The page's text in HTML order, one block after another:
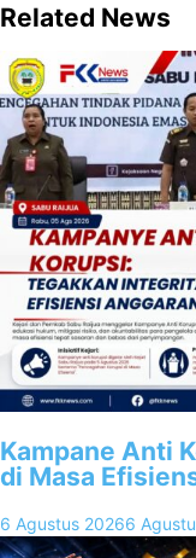
Related News
Kampane Anti
di Masa
6 Agustus 20266